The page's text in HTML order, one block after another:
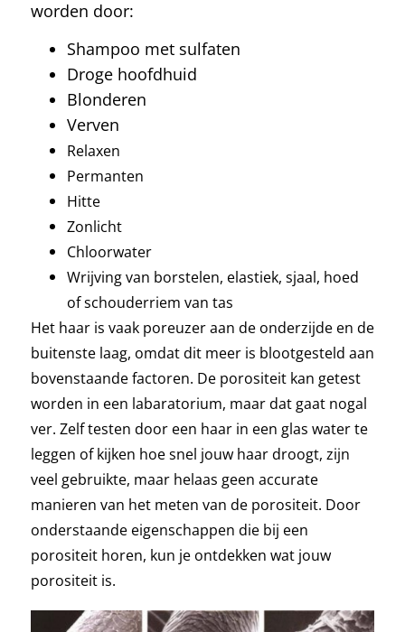
Drogen
5 lessen
Slapen
2 lessen
Refreshen (optioneel)
Haarroutine per haareigenschap
Problemen & Tips
11 lessen
Recepten
5 lessen
Meer over krullen
1 les
worden door:
Shampoo met sulfaten
Droge hoofdhuid
Blonderen
Verven
Relaxen
Permanten
Hitte
Zonlicht
Chloorwater
Wrijving van borstelen, elastiek, sjaal, hoed
of schouderriem van tas
Het haar is vaak poreuzer aan de onderzijde en de
buitenste laag, omdat dit meer is blootgesteld aan
bovenstaande factoren. De porositeit kan getest
worden in een labaratorium, maar dat gaat nogal
ver. Zelf testen door een haar in een glas water te
leggen of kijken hoe snel jouw haar droogt, zijn
veel gebruikte, maar helaas geen accurate
manieren van het meten van de porositeit. Door
onderstaande eigenschappen die bij een
porositeit horen, kun je ontdekken wat jouw
porositeit is.